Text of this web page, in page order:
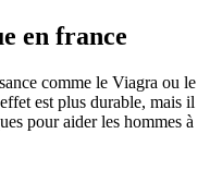
en france
comme le Viagra ou le
est plus durable, mais il
pour aider les hommes à